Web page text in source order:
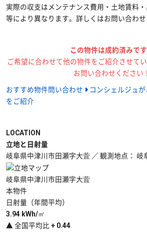
実際の収支はメンテナンス費用・土地賃料
等により異なります。詳しくはお問い合わせ
この物件は成約済みです
ご希望に合わせて他の物件をご紹介させて
お問い合わせください！
おすすめ物件問い合わせ
コンシェルジュ
をご紹介
LOCATION
立地と日射量
岐阜県中津川市田瀬字大萓 ／ 観測地点： 岐
岐阜県中津川市田瀬字大萓
本物件
日射量（年間平均）
3.94 kWh/㎡
▲ 全国平均比 + 0.44